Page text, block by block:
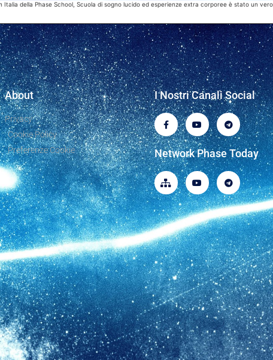
della Phase School, Scuola di sogno lucido ed esperienze extra corporee è stato un
About
Privacy
Cookie Policy
Preferenze Cookie
I Nostri Canali Social
Network Phase Today